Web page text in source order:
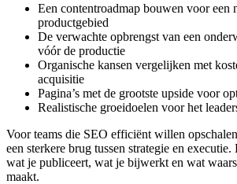
Een contentroadmap bouwen voor een
productgebied
De verwachte opbrengst van een
vóór de productie
Organische kansen vergelijken met
acquisitie
Pagina’s met de grootste upside voor
Realistische groeidoelen voor het
Voor teams die SEO efficiënt willen
een sterkere brug tussen strategie en executie.
wat je publiceert, wat je bijwerkt en wat
maakt.